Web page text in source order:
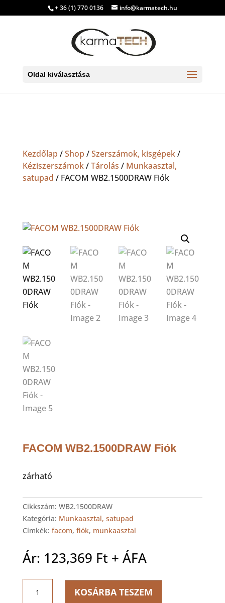
+ 36 (1) 770 0136 info@karmatech.hu
Oldal kiválasztása
Kezdőlap /Shop /Szerszámok, kisgépek/
Kéziszerszámok/Tárolás / Munkaasztal,
satupad / FACOM WB2.1500DRAW Fiók
FACOM WB2.1500DRAW Fiók
zárható
Cikkszám: WB2.1500DRAW
Kategória: Munkaasztal, satupad
Címkék: facom, fiók, munkaasztal
Ár: 123,369 Ft + ÁFA
WB2.1500DRAWKOSÁRBA TESZEM